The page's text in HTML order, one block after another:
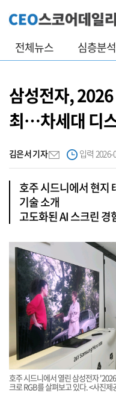
전체뉴스 심층분석
삼성전자,
최…차세대 디
김은서 기자 입력 2026-
호주 시드니에서 현지
기술 소개
고도화된 AI 스크린 경
호주 시드니에서 열린 삼성전자
크로 RGB를 살펴보고 있다. <사진제